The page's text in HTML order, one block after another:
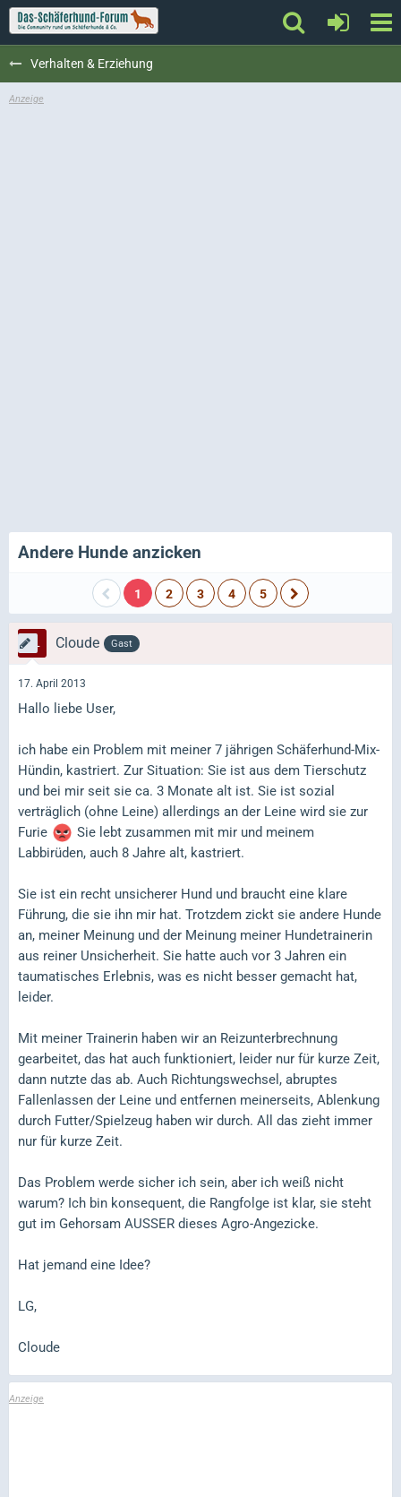
Verhalten & Erziehung
Andere Hunde anzicken
1 2 3 4 5
Cloude Gast
17. April 2013
Hallo liebe User,
ich habe ein Problem mit meiner 7 jährigen Schäferhund-Mix-
Hündin, kastriert. Zur Situation: Sie ist aus dem Tierschutz
und bei mir seit sie ca. 3 Monate alt ist. Sie ist sozial
verträglich (ohne Leine) allerdings an der Leine wird sie zur
Furie
Sie lebt zusammen mit mir und meinem
Labbirüden, auch 8 Jahre alt, kastriert.
Sie ist ein recht unsicherer Hund und braucht eine klare
Führung, die sie ihn mir hat. Trotzdem zickt sie andere Hunde
an, meiner Meinung und der Meinung meiner Hundetrainerin
aus reiner Unsicherheit. Sie hatte auch vor 3 Jahren ein
taumatisches Erlebnis, was es nicht besser gemacht hat,
leider.
Mit meiner Trainerin haben wir an Reizunterbrechnung
gearbeitet, das hat auch funktioniert, leider nur für kurze Zeit,
dann nutzte das ab. Auch Richtungswechsel, abruptes
Fallenlassen der Leine und entfernen meinerseits, Ablenkung
durch Futter/Spielzeug haben wir durch. All das zieht immer
nur für kurze Zeit.
Das Problem werde sicher ich sein, aber ich weiß nicht
warum? Ich bin konsequent, die Rangfolge ist klar, sie steht
gut im Gehorsam AUSSER dieses Agro-Angezicke.
Hat jemand eine Idee?
LG,
Cloude